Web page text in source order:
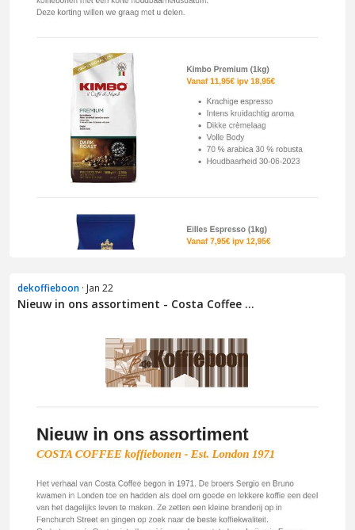
dekoffieboon · Jan 22
Nieuw in ons assortiment - Costa Coffee ...